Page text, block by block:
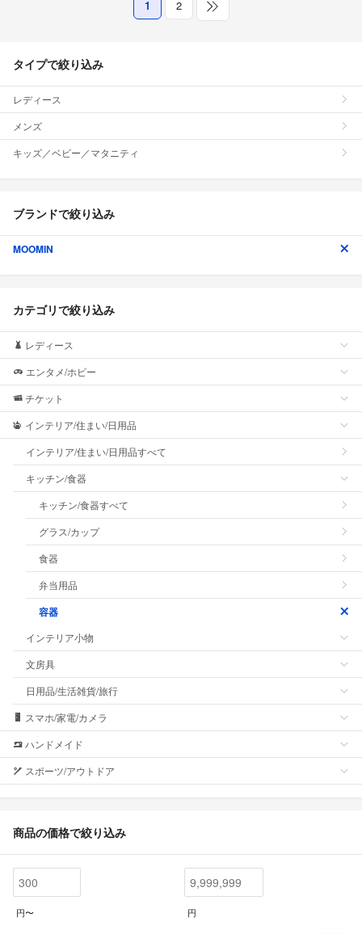
1 2
タイプで絞り込み
レディース
メンズ
キッズ／ベビー／マタニティ
ブランドで絞り込み
MOOMIN
カテゴリで絞り込み
レディース
エンタメ/ホビー
チケット
インテリア/住まい/日用品
インテリア/住まい/日用品すべて
キッチン/食器
キッチン/食器すべて
グラス/カップ
食器
弁当用品
容器
インテリア小物
文房具
日用品/生活雑貨/旅行
スマホ/家電/カメラ
ハンドメイド
スポーツ/アウトドア
商品の価格で絞り込み
円〜 円